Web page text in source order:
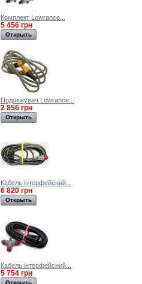
Комплект Lowrance...
5 456 грн
Открыть
Подовжувач Lowrance...
2 856 грн
Открыть
Кабель інтерфейсний...
6 820 грн
Открыть
Кабель інтерфейсний...
5 754 грн